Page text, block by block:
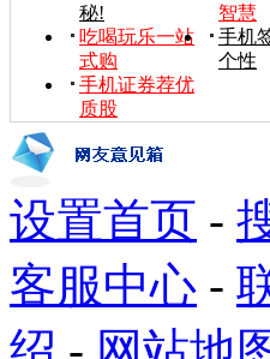
秘!
智慧
吃喝玩乐一站
式购
手机
个性
手机证券荐优
质股
设置首页 -
客服中心 -